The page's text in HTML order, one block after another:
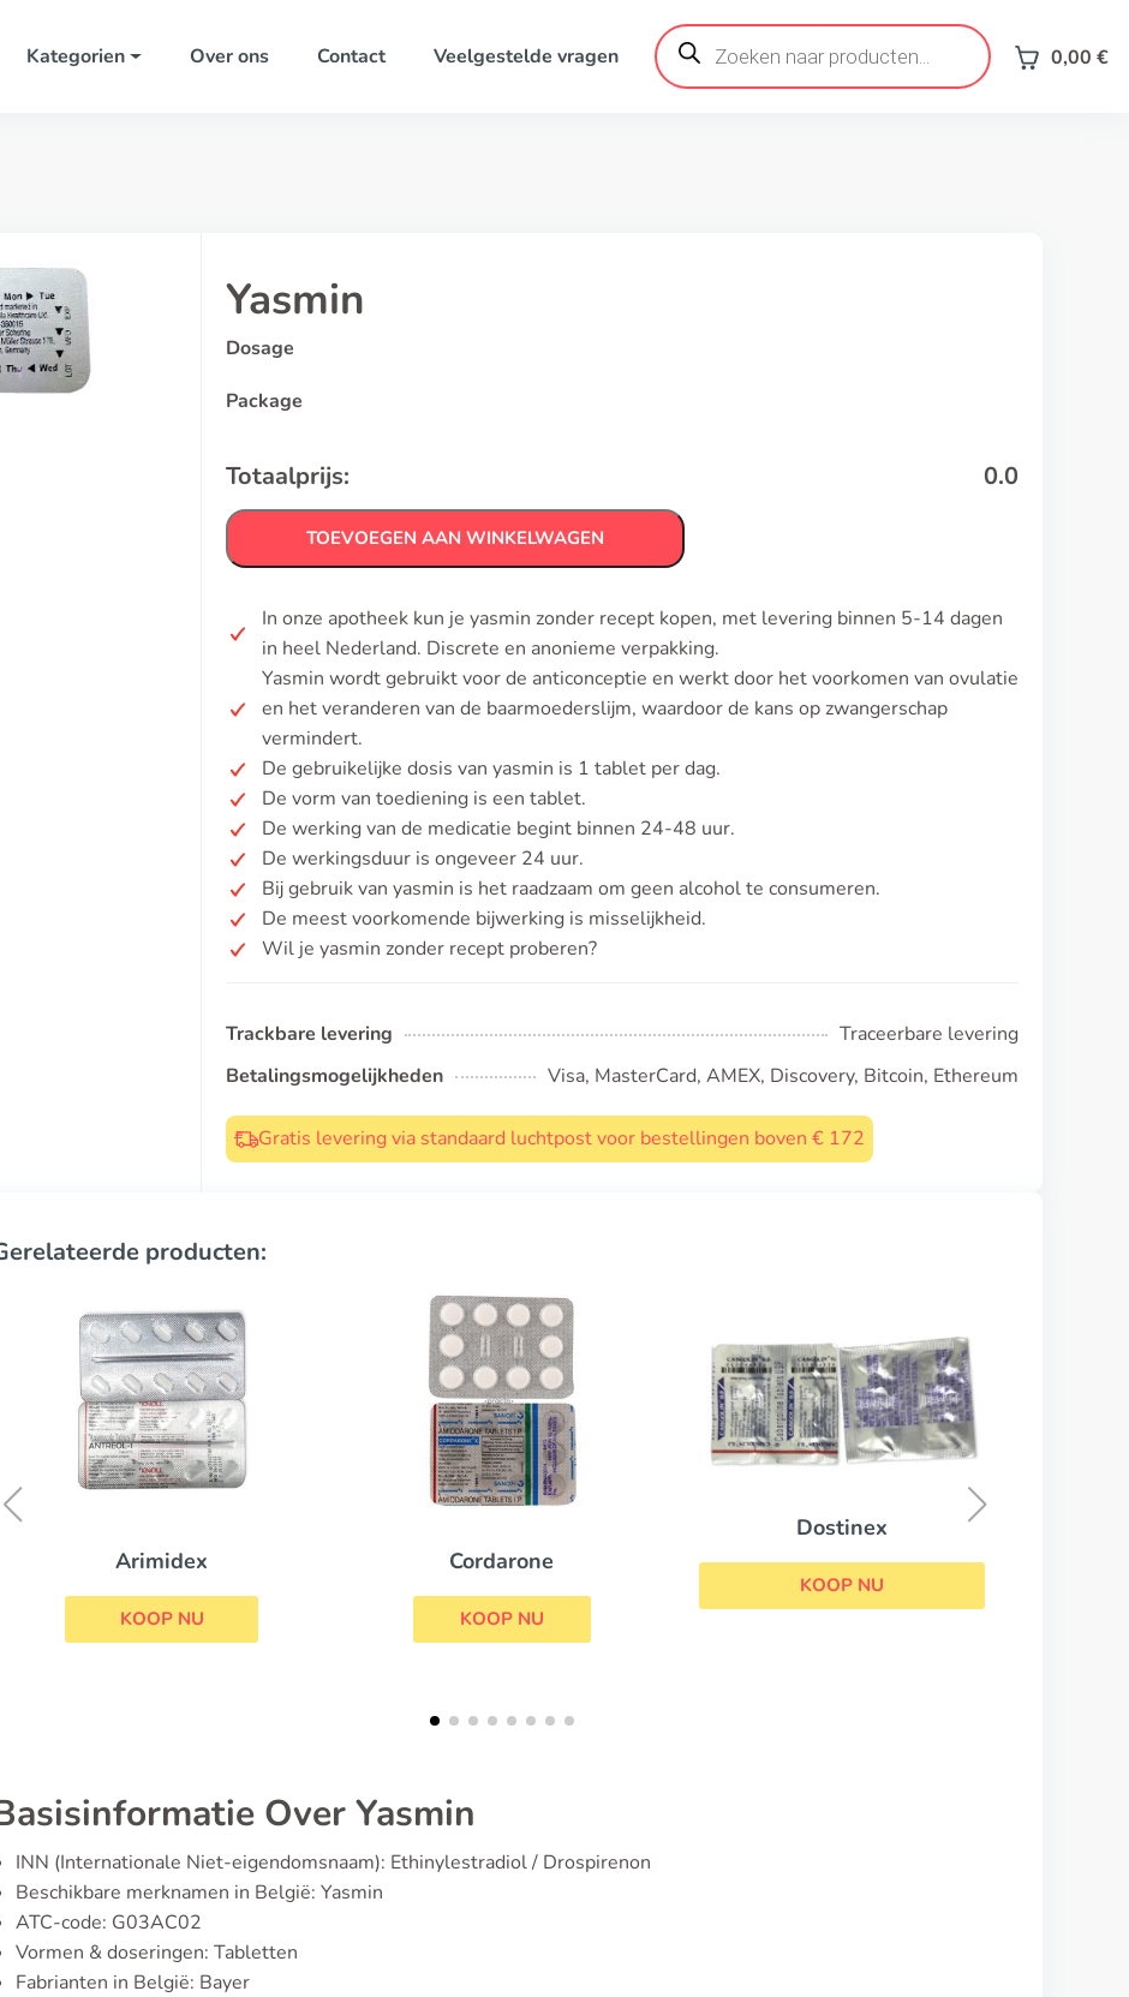
Kategorien Over ons Contact Veelgestelde vragen
Products
search 0,00 €
Yasmin
Dosage
Package
Totaalprijs: 0.0
TOEVOEGEN AAN WINKELWAGEN
In onze apotheek kun je yasmin zonder recept kopen, met levering binnen 5-14 dagen
in heel Nederland. Discrete en anonieme verpakking.
Yasmin wordt gebruikt voor de anticonceptie en werkt door het voorkomen van ovulatie
en het veranderen van de baarmoederslijm, waardoor de kans op zwangerschap
vermindert.
De gebruikelijke dosis van yasmin is 1 tablet per dag.
De vorm van toediening is een tablet.
De werking van de medicatie begint binnen 24-48 uur.
De werkingsduur is ongeveer 24 uur.
Bij gebruik van yasmin is het raadzaam om geen alcohol te consumeren.
De meest voorkomende bijwerking is misselijkheid.
Wil je yasmin zonder recept proberen?
Trackbare levering
Traceerbare levering
Betalingsmogelijkheden
Visa, MasterCard, AMEX, Discovery, Bitcoin, Ethereum
Gratis levering via standaard luchtpost voor bestellingen boven € 172
producten:
Cordarone
KOOP NU
Female Viagra
Over Yasmin
INN (Internationale Niet-eigendomsnaam): Ethinylestradiol / Drospirenon
Beschikbare merknamen in België: Yasmin
ATC-code: G03AC02
Vormen & doseringen: Tabletten
Fabrianten in België: Bayer